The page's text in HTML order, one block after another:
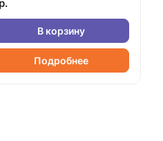
В корзину
Подробнее